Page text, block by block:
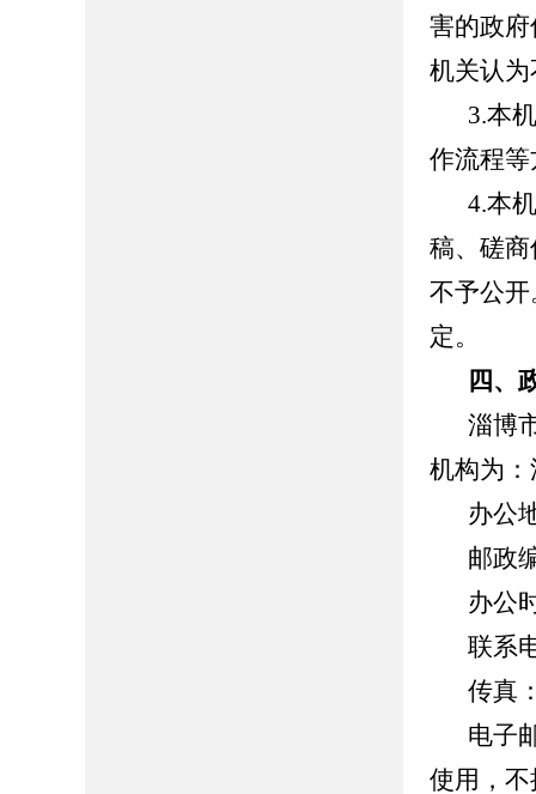
害的政
机关认
3.本
作流程
4.本
稿、磋
不予公
定。
四、
淄博
机构为
办公
邮政
办公
联系
传真
电子
使用，